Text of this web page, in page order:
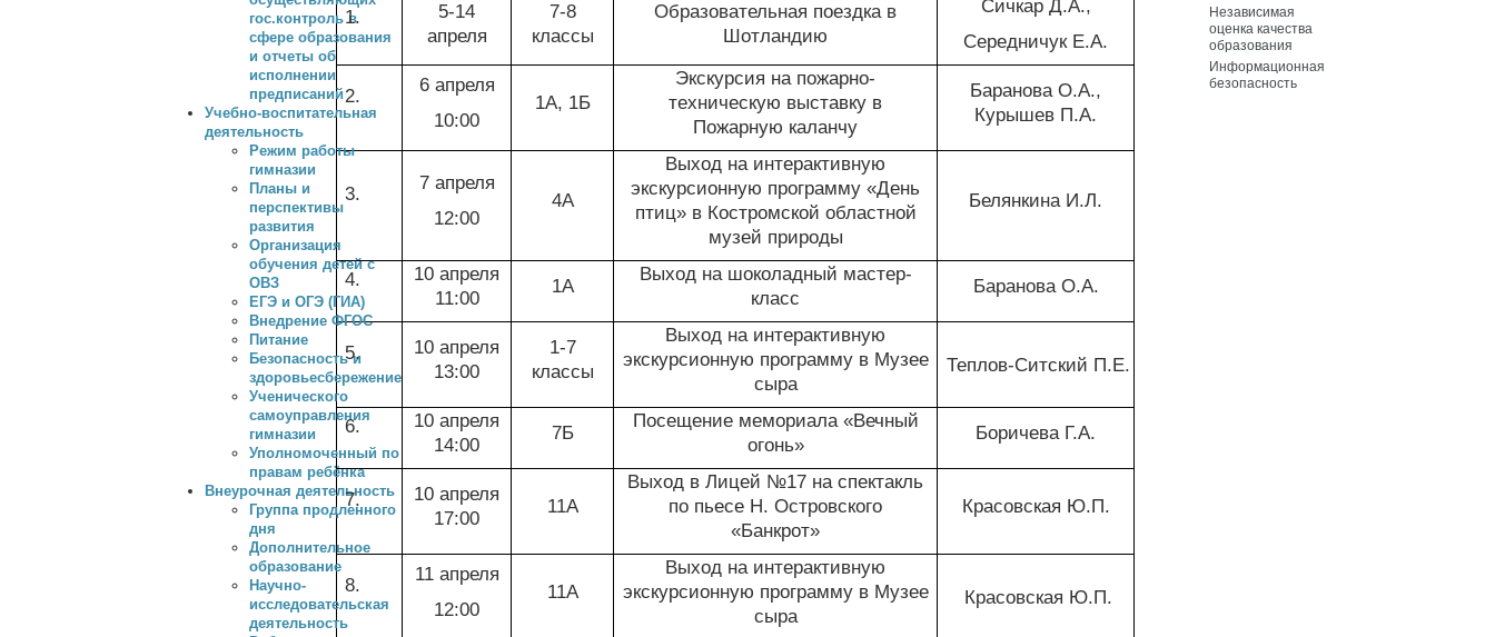
гос.контроль в
сфере образования
и отчеты об
исполнении
предписаний
Учебно-воспитательная
деятельность
Режим работы
гимназии
Планы и
перспективы
развития
Организация
обучения детей с
ОВЗ
ЕГЭ и ОГЭ (ГИА)
Внедрение ФГОС
Питание
Безопасность и
здоровьесбережение
Ученического
самоуправления
гимназии
Уполномоченный по
правам ребёнка
Внеурочная деятельность
Группа продленного
дня
Дополнительное
образование
Научно-
исследовательская
деятельность
1.
5-14
апреля
7-8
классы
Образовательная поездка в
Шотландию
Сичкар Д.А.,
Середничук Е.А.
2.
6 апреля
10:00
1А, 1Б
Экскурсия на пожарно-
техническую выставку в
Пожарную каланчу
Баранова О.А.,
Курышев П.А.
3.
7 апреля
12:00
4А
Выход на интерактивную
экскурсионную программу «День
птиц» в Костромской областной
музей природы
Белянкина И.Л.
4.
10 апреля
11:00
1А
Выход на шоколадный мастер-
класс
Баранова О.А.
5.
10 апреля
13:00
1-7
классы
Выход на интерактивную
экскурсионную программу в Музее
сыра
Теплов-Ситский П.Е.
6.
10 апреля
14:00
7Б
Посещение мемориала «Вечный
огонь»
Боричева Г.А.
7.
10 апреля
17:00
11А
Выход в Лицей №17 на спектакль
по пьесе Н. Островского
«Банкрот»
Красовская Ю.П.
8.
11 апреля
12:00
11А
Выход на интерактивную
экскурсионную программу в Музее
сыра
Красовская Ю.П.
Независимая
оценка качества
образования
Информационная
безопасность